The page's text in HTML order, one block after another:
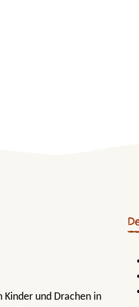
Kinder und Drachen in